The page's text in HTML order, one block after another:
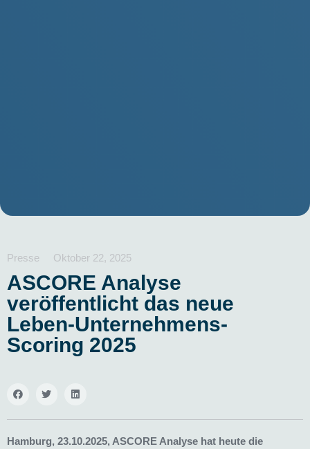
Presse Oktober 22, 2025
ASCORE Analyse
veröffentlicht das neue
Leben-Unternehmens-
Scoring 2025
Hamburg, 23.10.2025, ASCORE Analyse hat heute die